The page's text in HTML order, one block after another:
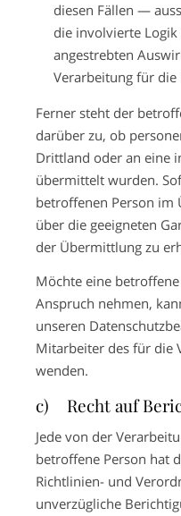
diesen Fällen —
die involvierte
angestrebten
Verarbeitung für
Ferner steht der
darüber zu, ob
Drittland oder an eine
übermittelt wurden.
betroffenen Person im
über die geeigneten
der Übermittlung zu
Möchte eine
Anspruch nehmen,
unseren
Mitarbeiter des für die
wenden.
c) Recht auf
Jede von der
betroffene Person hat
Richtlinien- und
unverzügliche